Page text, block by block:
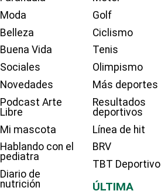
Moda
Belleza
Buena Vida
Sociales
Novedades
Podcast Arte
Libre
Mi mascota
Hablando con el
pediatra
Diario de
nutrición
Golf
Ciclismo
Tenis
Olimpismo
Más deportes
Resultados
deportivos
Línea de hit
BRV
TBT Deportivo
ÚLTIMA